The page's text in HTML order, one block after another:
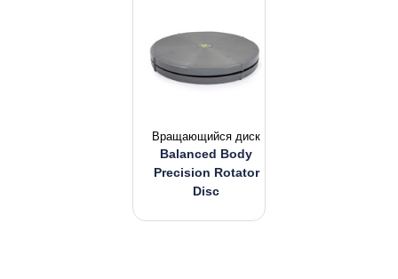
Вращающийся диск
Balanced Body
Precision Rotator
Disc